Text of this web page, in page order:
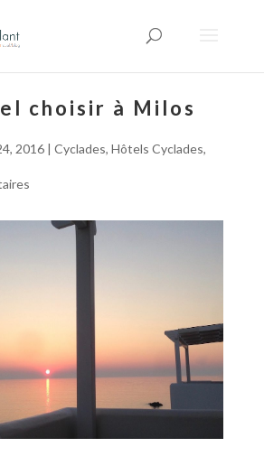
choisir à Milos
2016| Cyclades, Hôtels Cyclades,